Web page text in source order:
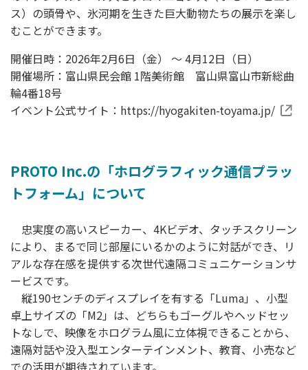
ス）の頭骨や、氷河期を生きた巨大動物たちの展示を楽し
むことができます。
開催日時：2026年2月6日（金） ～ 4月12日（日）
開催場所：富山県民会館 1階美術館 富山県富山市新総曲
輪4番18号
イベント公式サイト： https://hyogakiten-toyama.jp/
PROTO Inc.の「ホログラフィック通信プラッ
トフォーム」について
忠実度の高いスピーカー、4Kビデオ、タッチスクリーン
により、まるで同じ部屋にいるかのように対話ができ、リ
アルな存在感を提供する次世代遠隔コミュニケーションサ
ービスです。
縦190センチのディスプレイを有する「Luma」、小型
卓上サイズの「M2」は、どちらもゴーグルやヘッドセッ
トなしで、映像をホログラム風に立体視できることから、
遠隔対話や没入型エンターテインメント、教育、小売など
での活用が期待されています。